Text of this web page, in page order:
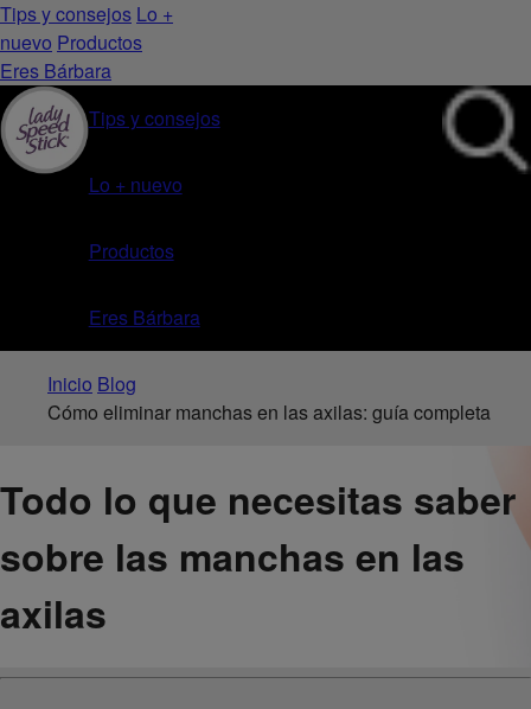
Tips y consejos Lo +
nuevo Productos
Eres Bárbara
Tips y consejos
Lo + nuevo
Productos
Eres Bárbara
Inicio Blog
Cómo eliminar manchas en las axilas: guía completa
Todo lo que necesitas saber
sobre las manchas en las
axilas